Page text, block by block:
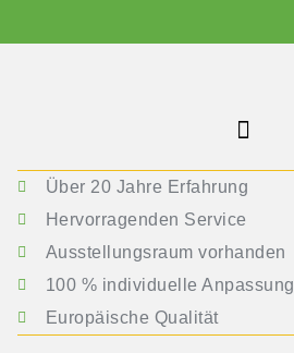
Über 20 Jahre Erfahrung
Hervorragenden Service
Ausstellungsraum vorhanden
100 % individuelle Anpassung
Europäische Qualität